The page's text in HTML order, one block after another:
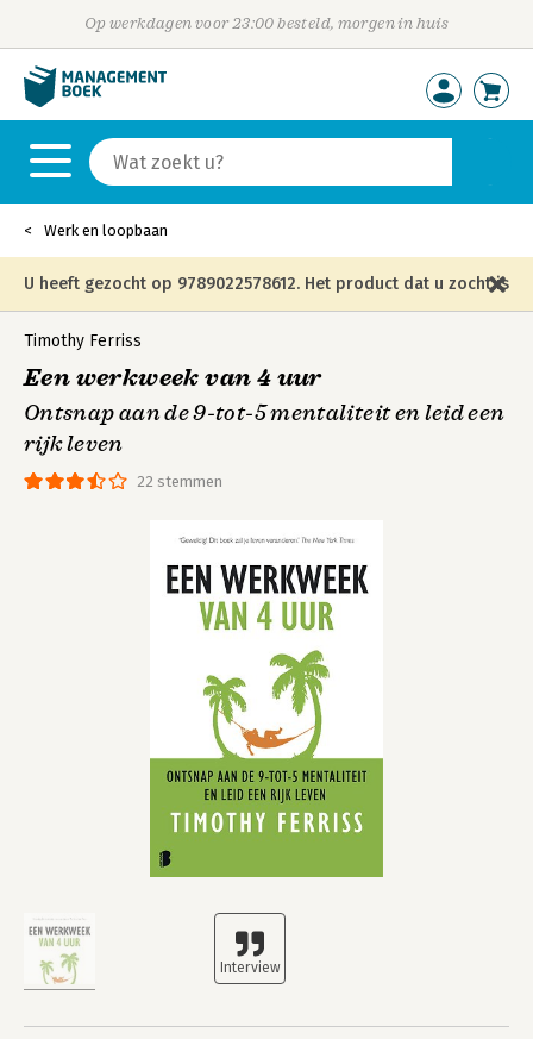
Op werkdagen voor 23:00 besteld, morgen in huis
Werk en loopbaan
U heeft gezocht op 9789022578612. Het product dat u zocht is
niet meer in die editie leverbaar en is vervangen door de
onderstaande editie.
22 stemmen
Timothy Ferriss
Een werkweek van 4 uur
Ontsnap aan de 9-tot-5 mentaliteit en leid een
rijk leven